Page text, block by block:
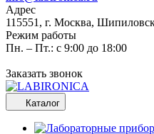
Адрес
115551, г. Москва,
Режим работы
Пн. – Пт.: с 9:00 до 18:00
Заказать звонок
Каталог